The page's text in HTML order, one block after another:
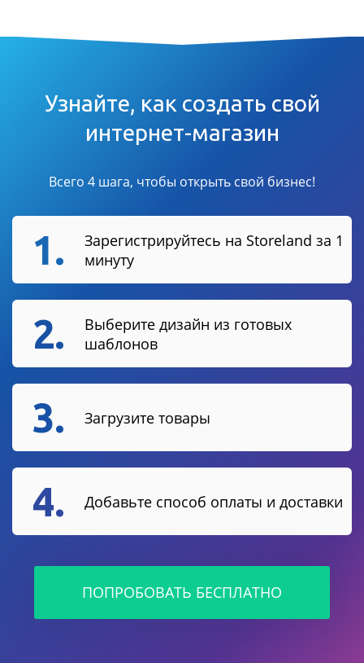
Узнайте, как создать свой
интернет-магазин
Всего 4 шага, чтобы открыть свой бизнес!
1.
Зарегистрируйтесь на Storeland за 1
минуту
2.
Выберите дизайн из готовых
шаблонов
3. Загрузите товары
4. Добавьте способ оплаты и доставки
ПОПРОБОВАТЬ БЕСПЛАТНО